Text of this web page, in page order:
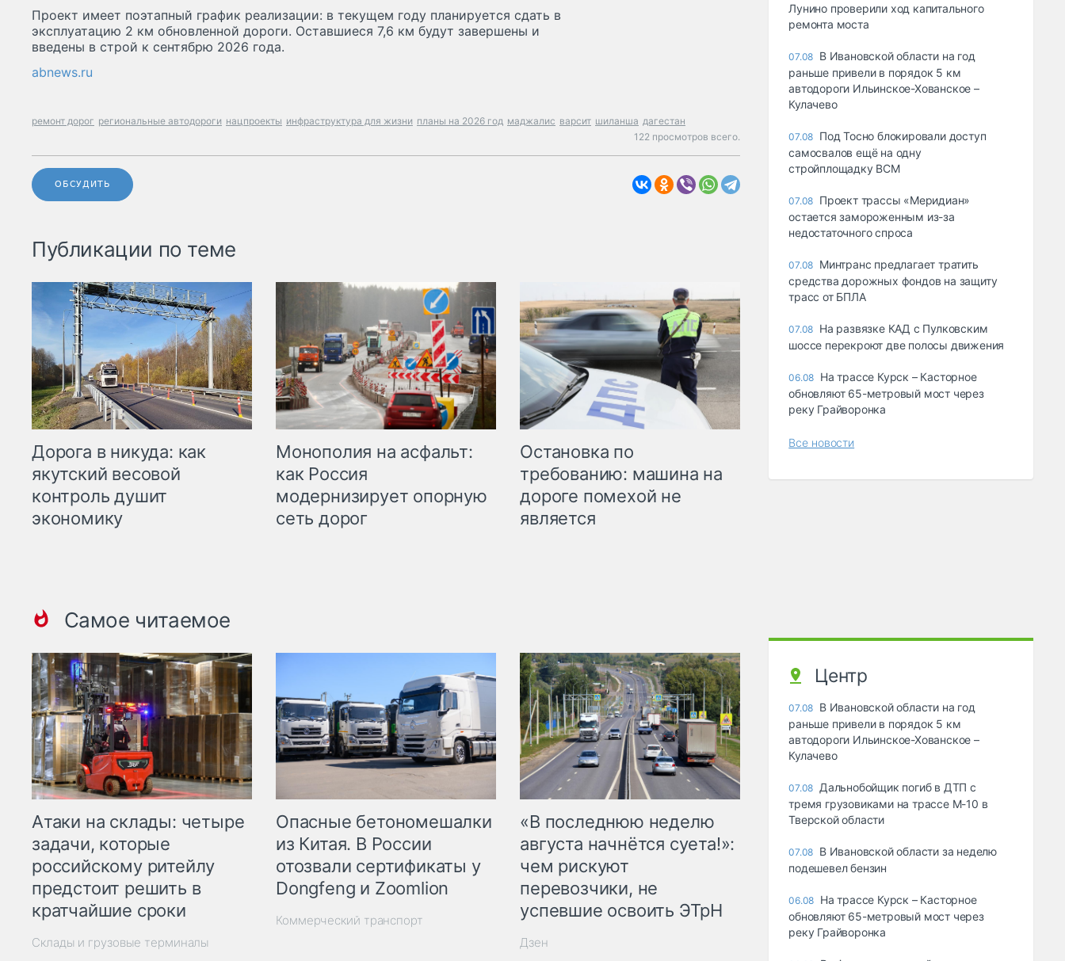
Проект имеет поэтапный график реализации: в текущем году планируется сдать в
эксплуатацию 2 км обновленной дороги. Оставшиеся 7,6 км будут завершены и
введены в строй к сентябрю 2026 года.
abnews.ru
ремонт дорог региональные автодороги нацпроекты инфраструктура для жизни планы на 2026 год маджалис варсит шиланша дагестан
122 просмотров всего.
ОБСУДИТЬ
Публикации по теме
Дорога в никуда: как
якутский весовой
контроль душит
экономику
Монополия на асфальт:
как Россия
модернизирует опорную
сеть дорог
Остановка по
требованию: машина на
дороге помехой не
является
Самое читаемое
Атаки на склады: четыре
задачи, которые
российскому ритейлу
предстоит решить в
кратчайшие сроки
Склады и грузовые терминалы
Опасные бетономешалки
из Китая. В России
отозвали сертификаты у
Dongfeng и Zoomlion
Коммерческий транспорт
«В последнюю неделю
августа начнётся суета!»:
чем рискуют
перевозчики, не
успевшие освоить ЭТрН
Дзен
Лунино проверили ход капитального
ремонта моста
07.08 В Ивановской области на год
раньше привели в порядок 5 км
автодороги Ильинское-Хованское –
Кулачево
07.08 Под Тосно блокировали доступ
самосвалов ещё на одну
стройплощадку ВСМ
07.08 Проект трассы «Меридиан»
остается замороженным из-за
недостаточного спроса
07.08 Минтранс предлагает тратить
средства дорожных фондов на защиту
трасс от БПЛА
07.08 На развязке КАД с Пулковским
шоссе перекроют две полосы движения
06.08 На трассе Курск – Касторное
обновляют 65-метровый мост через
реку Грайворонка
Все новости
Центр
07.08 В Ивановской области на год
раньше привели в порядок 5 км
автодороги Ильинское-Хованское –
Кулачево
07.08 Дальнобойщик погиб в ДТП с
тремя грузовиками на трассе М-10 в
Тверской области
07.08 В Ивановской области за неделю
подешевел бензин
06.08 На трассе Курск – Касторное
обновляют 65-метровый мост через
реку Грайворонка